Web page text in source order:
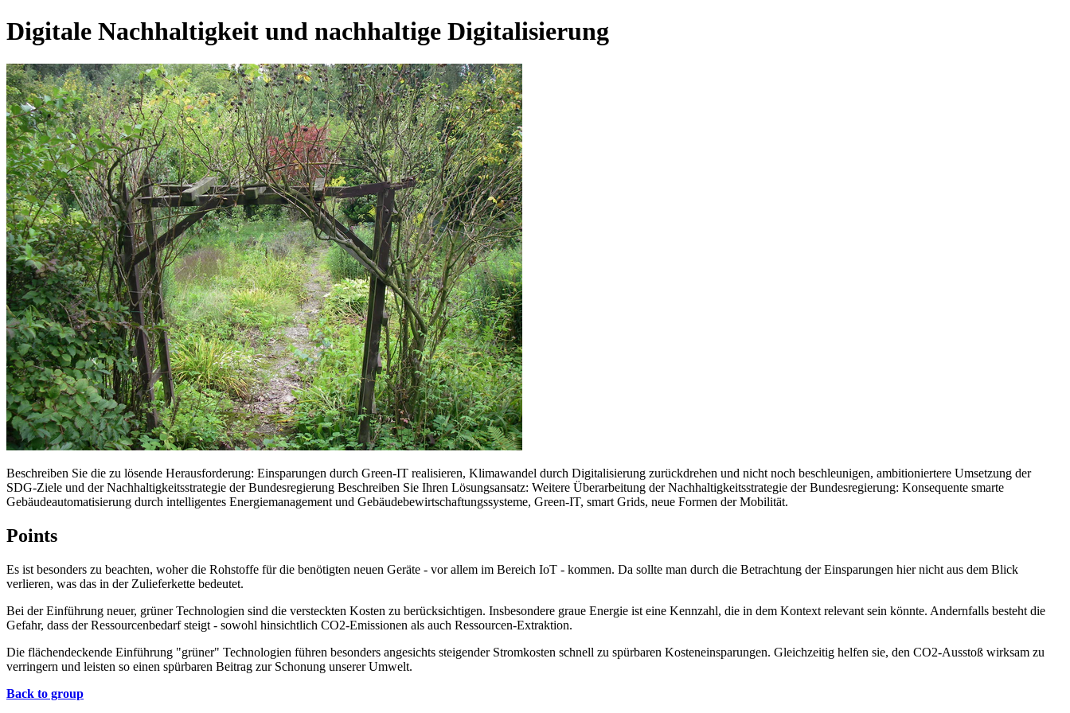
Digitale Nachhaltigkeit und nachhaltige Digitalisierung
Beschreiben Sie die zu lösende Herausforderung: Einsparungen durch Green-IT realisieren, Klimawandel durch Digitalisierung zurückdrehen und nicht noch beschleunigen, ambitioniertere Umsetzung der
SDG-Ziele und der Nachhaltigkeitsstrategie der Bundesregierung Beschreiben Sie Ihren Lösungsansatz: Weitere Überarbeitung der Nachhaltigkeitsstrategie der Bundesregierung: Konsequente smarte
Gebäudeautomatisierung durch intelligentes Energiemanagement und Gebäudebewirtschaftungssysteme, Green-IT, smart Grids, neue Formen der Mobilität.
Points
Es ist besonders zu beachten, woher die Rohstoffe für die benötigten neuen Geräte - vor allem im Bereich IoT - kommen. Da sollte man durch die Betrachtung der Einsparungen hier nicht aus dem Blick
verlieren, was das in der Zulieferkette bedeutet.
Bei der Einführung neuer, grüner Technologien sind die versteckten Kosten zu berücksichtigen. Insbesondere graue Energie ist eine Kennzahl, die in dem Kontext relevant sein könnte. Andernfalls besteht die
Gefahr, dass der Ressourcenbedarf steigt - sowohl hinsichtlich CO2-Emissionen als auch Ressourcen-Extraktion.
Die flächendeckende Einführung "grüner" Technologien führen besonders angesichts steigender Stromkosten schnell zu spürbaren Kosteneinsparungen. Gleichzeitig helfen sie, den CO2-Ausstoß wirksam zu
verringern und leisten so einen spürbaren Beitrag zur Schonung unserer Umwelt.
Back to group